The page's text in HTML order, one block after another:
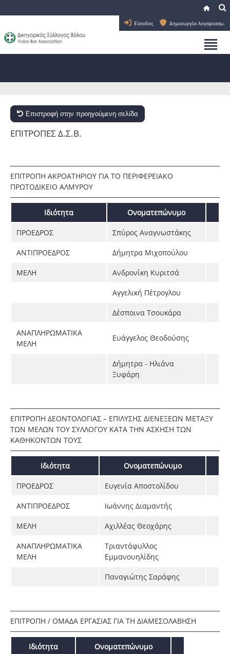
Είσοδος Δημιουργία λογαριασμ.
Επιστροφή στην προηγούμενη σελίδα
ΕΠΙΤΡΟΠΕΣ Δ.Σ.Β.
ΕΠΙΤΡΟΠΗ ΑΚΡΟΑΤΗΡΙΟΥ ΓΙΑ ΤΟ ΠΕΡΙΦΕΡΕΙΑΚΟ
ΠΡΩΤΟΔΙΚΕΙΟ ΑΛΜΥΡΟΥ
Ιδιότητα Ονοματεπώνυμο
ΠΡΟΕΔΡΟΣ Σπύρος Αναγνωστάκης
ΑΝΤΙΠΡΟΕΔΡΟΣ Δήμητρα Μιχοπούλου
ΜΕΛΗ Ανδρονίκη Κυριτσά
Αγγελική Πέτρογλου
Δέσποινα Τσουκάρα
ΑΝΑΠΛΗΡΩΜΑΤΙΚΑ
ΜΕΛΗ
Ευάγγελος Θεοδούσης
Δήμητρα - Ηλιάνα
Ξυφάρη
ΕΠΙΤΡΟΠΗ ΔΕΟΝΤΟΛΟΓΙΑΣ – ΕΠΙΛΥΣΗΣ ΔΙΕΝΕΞΕΩΝ ΜΕΤΑΞΥ
ΤΩΝ ΜΕΛΩΝ ΤΟΥ ΣΥΛΛΟΓΟΥ ΚΑΤΑ ΤΗΝ ΑΣΚΗΣΗ ΤΩΝ
ΚΑΘΗΚΟΝΤΩΝ ΤΟΥΣ
Ιδιότητα Ονοματεπώνυμο
ΠΡΟΕΔΡΟΣ Ευγενία Αποστολίδου
ΑΝΤΙΠΡΟΕΔΡΟΣ Ιωάννης Διαμαντής
ΜΕΛΗ Αχιλλέας Θεοχάρης
ΑΝΑΠΛΗΡΩΜΑΤΙΚΑ
ΜΕΛΗ
Τριαντάφυλλος
Εμμανουηλίδης
Παναγιώτης Σαράφης
ΕΠΙΤΡΟΠΗ / ΟΜΑΔΑ ΕΡΓΑΣΙΑΣ ΓΙΑ ΤΗ ΔΙΑΜΕΣΟΛΑΒΗΣΗ
Ιδιότητα Ονοματεπώνυμο